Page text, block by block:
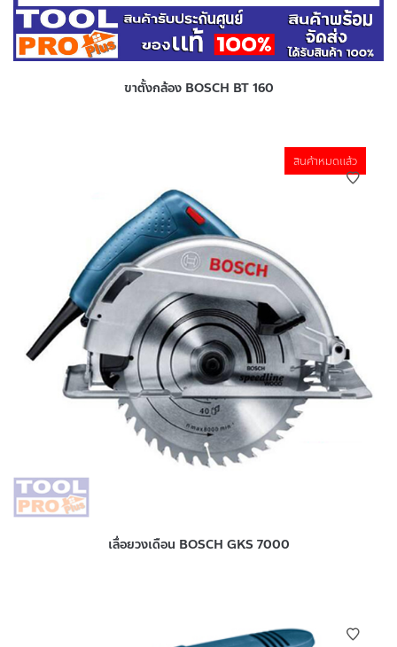
ขาตั้งกล้อง BOSCH BT 160
สินค้าหมดแล้ว
เลื่อยวงเดือน BOSCH GKS 7000